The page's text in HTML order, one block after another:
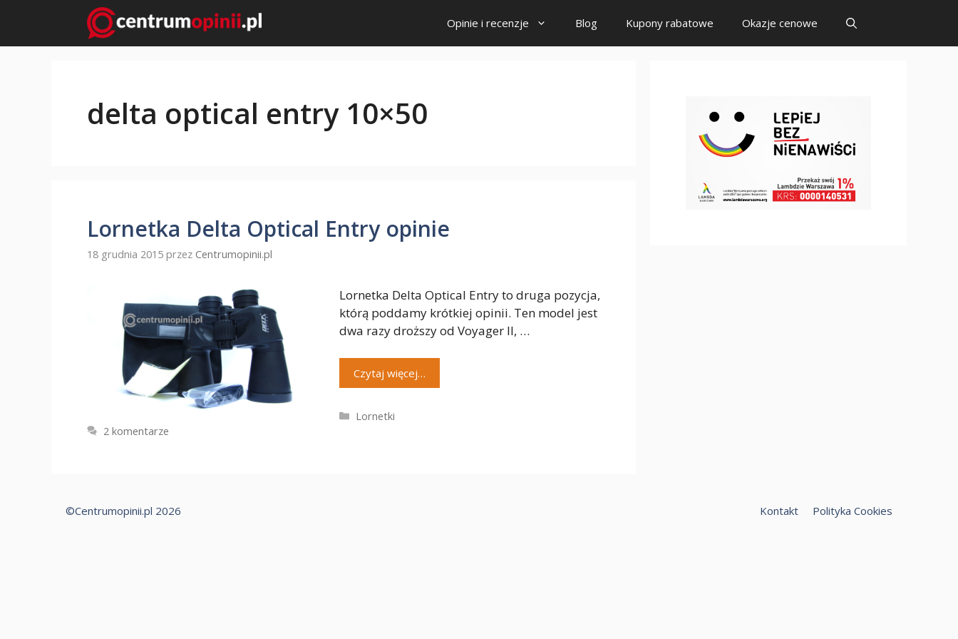
treści
Opinie i recenzje Blog Kupony rabatowe Okazje cenowe
delta optical entry 10×50
Lornetka Delta Optical Entry opinie
18 grudnia 2015 przez Centrumopinii.pl
Lornetka Delta Optical Entry to druga pozycja,
którą poddamy krótkiej opinii. Ten model jest
dwa razy droższy od Voyager II, …
Czytaj więcej…
Kategorie
Lornetki
2 komentarze
Kontakt Polityka Cookies
©Centrumopinii.pl 2026